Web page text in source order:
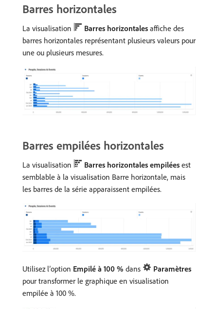
Barres horizontales
La visualisation Barres horizontales affiche des
barres horizontales représentant plusieurs valeurs pour
une ou plusieurs mesures.
Barres empilées horizontales
La visualisation Barres horizontales empilées est
semblable à la visualisation Barre horizontale, mais
les barres de la série apparaissent empilées.
Utilisez l’option Empilé à 100 % dans
Paramètres
pour transformer le graphique en visualisation
empilée à 100 %.